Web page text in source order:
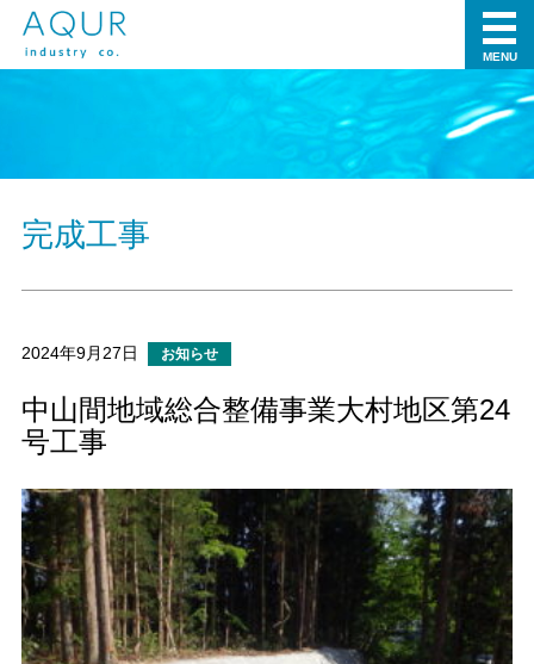
完成工事
2024年9月27日 お知らせ
中山間地域総合整備事業大村地区第24
号工事
MENU